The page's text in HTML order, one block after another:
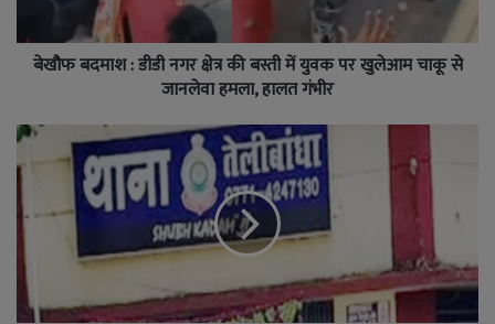
बेखौफ बदमाश : डीडी नगर क्षेत्र की बस्ती में युवक पर खुलेआम चाकू से
जानलेवा हमला, हालत गंभीर